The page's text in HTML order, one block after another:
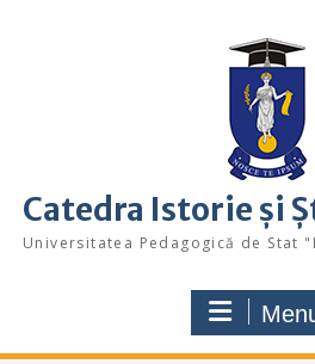
Catedra Istorie și
Universitatea Pedagogică de Stat